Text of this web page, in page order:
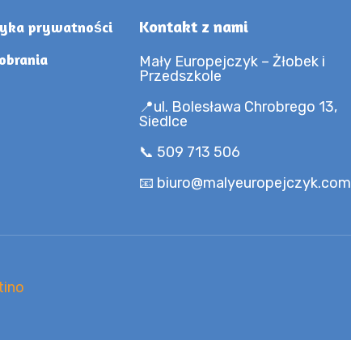
prywatności
Kontakt z nami
Mały Europejczyk – Żłobek i
Przedszkole
📍ul. Bolesława Chrobrego 13,
Siedlce
📞 509 713 506
📧 biuro@malyeuropejczyk.com